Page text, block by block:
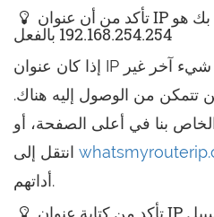
192.168.254.254 بالفعل
إذا كان عنوان IP الراوتر الخاص بك هو شيء آخر غير
فلن تتمكن من الوصول إليه هناك.
بنا في أعلى الصفحة، أو
أداتهم.